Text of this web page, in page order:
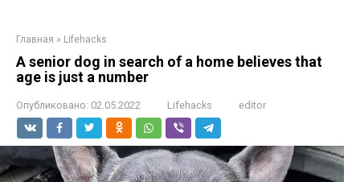
Главная » Lifehacks
A senior dog in search of a home believes that
age is just a number
Опубликовано: 02.05.2022 Lifehacks editor